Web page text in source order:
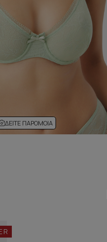
ΔΕΊΤΕ ΠΑΡΌΜΟΙΑ